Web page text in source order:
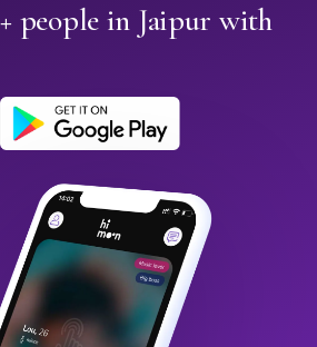
people in Jaipur with